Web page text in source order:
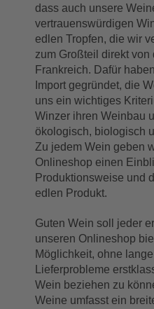
dass auch unsere
vertrauenswürdigen
edlen Tropfen, die wir
zum Großteil direkt von
Frankreich. Dafür
Import gegründet, die
uns ein wichtiges
Winzer ihren Weinbau
ökologisch, biologisch
Zu jedem Wein geben
Onlineshop einen
Produktionsweise und
edlen Produkt.
Guten Wein soll jeder
unseren Onlineshop
Möglichkeit, ohne
Lieferprobleme
Wein beziehen zu
Weine umfasst ein